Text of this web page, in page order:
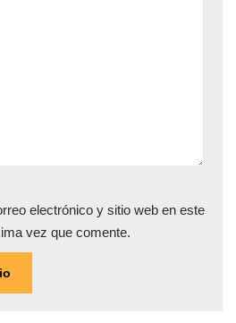
electrónico y sitio web en este
vez que comente.